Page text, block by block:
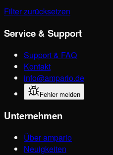
Filter zurücksetzen
Service & Support
Support & FAQ
Kontakt
info@ampario.de
Fehler melden
Unternehmen
Über ampario
Neuigkeiten